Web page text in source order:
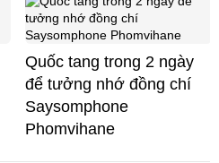
Quốc tang trong 2 ngày
để tưởng nhớ đồng chí
Saysomphone
Phomvihane